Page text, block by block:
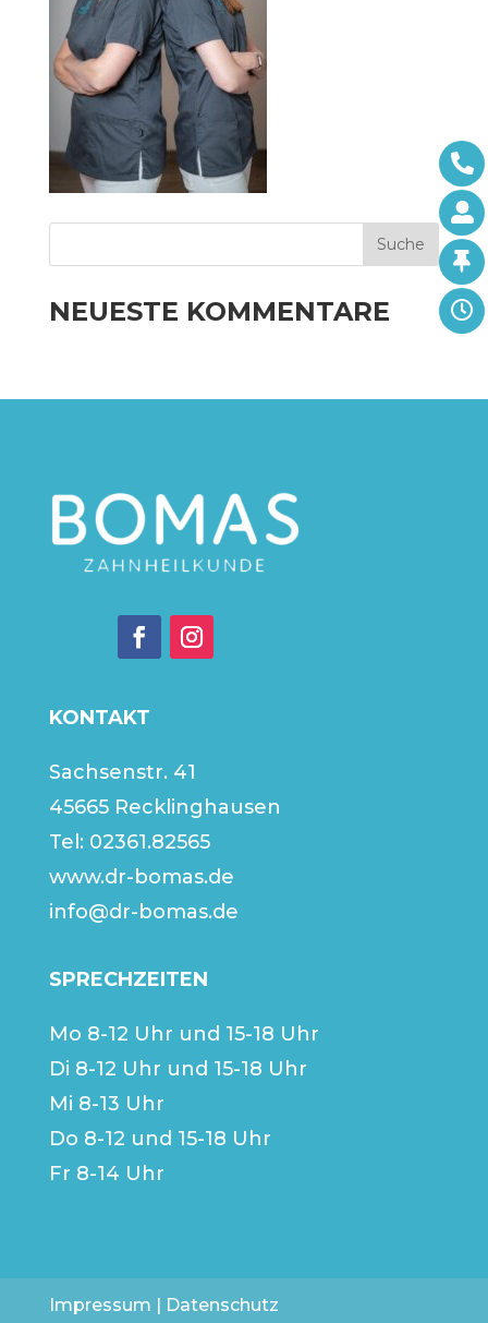
NEUESTE KOMMENTARE
KONTAKT
Sachsenstr. 41
45665 Recklinghausen
Tel: 02361.82565
www.dr-bomas.de
info@dr-bomas.de
SPRECHZEITEN
Mo 8-12 Uhr und 15-18 Uhr
Di 8-12 Uhr und 15-18 Uhr
Mi 8-13 Uhr
Do 8-12 und 15-18 Uhr
Fr 8-14 Uhr
Impressum | Datenschutz